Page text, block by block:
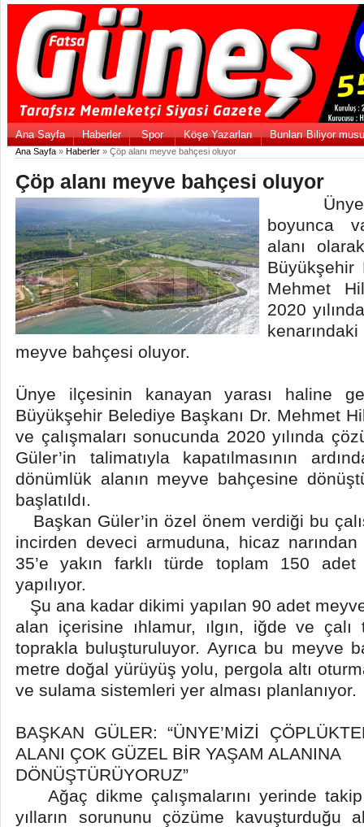
Ana Sayfa Haberler Spor Köşe Yazarları Bunları Biliyor
Ana Sayfa » Haberler » Çöp alanı meyve bahçesi oluyor
Çöp alanı meyve bahçesi oluyor
boyunca
alanı
Büyükşehir
Mehmet
2020
meyve bahçesi oluyor.
Ünye ilçesinin kanayan yarası haline
Büyükşehir Belediye Başkanı Dr. Mehmet
ve çalışmaları sonucunda 2020 yılında
Güler’in talimatıyla kapatılmasının
dönümlük alanın meyve bahçesine
başlatıldı.
Başkan Güler’in özel önem verdiği bu
incirden deveci armuduna, hicaz
35’e yakın farklı türde toplam 150
yapılıyor.
Şu ana kadar dikimi yapılan 90 adet meyve
alan içerisine ıhlamur, ılgın, iğde ve
toprakla buluşturuluyor. Ayrıca bu meyve
metre doğal yürüyüş yolu, pergola altı
ve sulama sistemleri yer alması planlanıyor.
BAŞKAN GÜLER: “ÜNYE’MİZİ
ALANI ÇOK GÜZEL BİR YAŞAM ALANINA
DÖNÜŞTÜRÜYORUZ”
Ağaç dikme çalışmalarını yerinde
yılların sorununu çözüme kavuşturduğu